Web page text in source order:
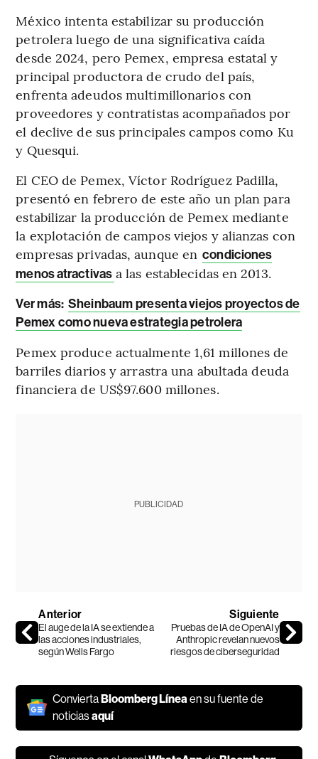
México intenta estabilizar su producción
petrolera luego de una significativa caída
desde 2024, pero Pemex, empresa estatal y
principal productora de crudo del país,
enfrenta adeudos multimillonarios con
proveedores y contratistas acompañados por
el declive de sus principales campos como Ku
y Quesqui.
El CEO de Pemex, Víctor Rodríguez Padilla,
presentó en febrero de este año un plan para
estabilizar la producción de Pemex mediante
la explotación de campos viejos y alianzas con
empresas privadas, aunque en condiciones
menos atractivas a las establecidas en 2013.
Ver más: Sheinbaum presenta viejos proyectos de
Pemex como nueva estrategia petrolera
Pemex produce actualmente 1,61 millones de
barriles diarios y arrastra una abultada deuda
financiera de US$97.600 millones.
PUBLICIDAD
Anterior
El auge de la IA se extiende a
las acciones industriales,
según Wells Fargo
Siguiente
Pruebas de IA de OpenAI y
Anthropic revelan nuevos
riesgos de ciberseguridad
ConviertaBloomberg Línea en su fuente de
noticiasaquí